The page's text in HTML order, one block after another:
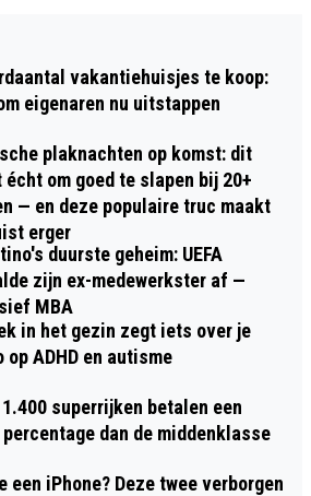
vakantiehuisjes te koop:
eigenaren nu uitstappen
plaknachten op komst: dit
écht om goed te slapen bij 20+
— en deze populaire truc maakt
erger
duurste geheim: UEFA
zijn ex-medewerkster af —
MBA
in het gezin zegt iets over je
op ADHD en autisme
1.400 superrijken betalen een
percentage dan de middenklasse
een iPhone? Deze twee verborgen